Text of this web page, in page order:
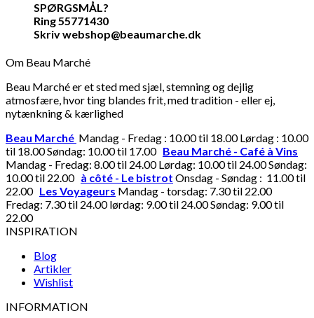
SPØRGSMÅL?
Ring 55771430
Skriv webshop@beaumarche.dk
Om Beau Marché
Beau Marché er et sted med sjæl, stemning og dejlig
atmosfære, hvor ting blandes frit, med tradition - eller ej,
nytænkning & kærlighed
Beau Marché Mandag - Fredag : 10.00 til 18.00 Lørdag : 10.00
til 18.00 Søndag: 10.00 til 17.00 Beau Marché - Café à Vins
Mandag - Fredag: 8.00 til 24.00 Lørdag: 10.00 til 24.00 Søndag:
10.00 til 22.00 à côté - Le bistrot Onsdag - Søndag : 11.00 til
22.00 Les Voyageurs Mandag - torsdag: 7.30 til 22.00
Fredag: 7.30 til 24.00 lørdag: 9.00 til 24.00 Søndag: 9.00 til
22.00
INSPIRATION
Blog
Artikler
Wishlist
INFORMATION